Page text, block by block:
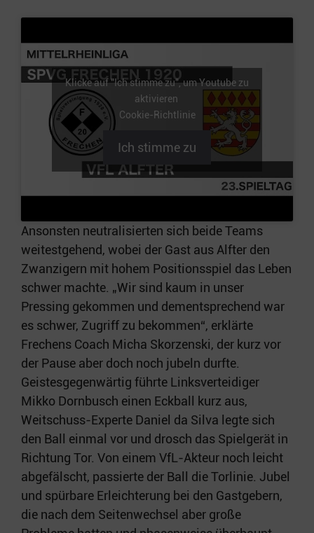
Klicke auf "Ich stimme zu", um Youtube zu
aktivieren
Cookie-Richtlinie
Ich stimme zu
Ansonsten neutralisierten sich beide Teams
weitestgehend, wobei der Gast aus Alfter den
Zwanzigern mit hohem Positionsspiel das Leben
schwer machte. „Wir sind kaum in unser
Pressing gekommen und dementsprechend war
es schwer, Zugriff zu bekommen“, erklärte
Frechens Coach Micha Skorzenski, der kurz vor
der Pause aber doch noch jubeln durfte.
Geistesgegenwärtig führte Linksverteidiger
Mikko Dornbusch einen Eckball kurz aus,
Weitschuss-Experte Daniel da Silva legte sich
den Ball einmal vor und drosch das Spielgerät in
Richtung Tor. Von einem VfL-Akteur noch leicht
abgefälscht, passierte der Ball die Torlinie. Jubel
und spürbare Erleichterung bei den Gastgebern,
die nach dem Seitenwechsel aber große